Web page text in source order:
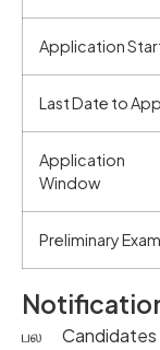
Application
Last Date to
Application
Window
Preliminary Exam
பல